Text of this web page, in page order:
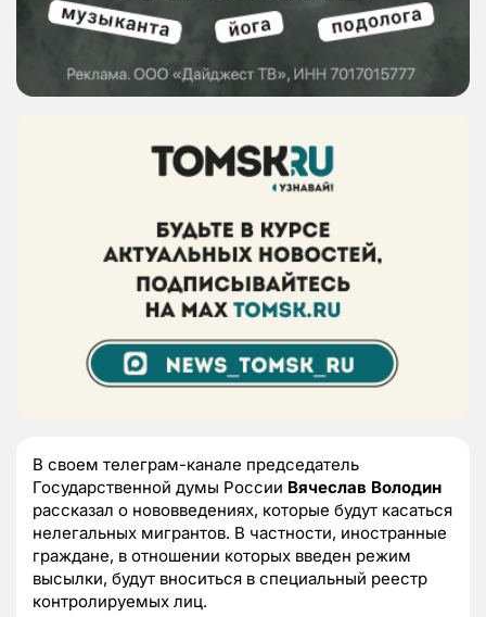
В своем телеграм-канале председатель
Государственной думы России Вячеслав Володин
рассказал о нововведениях, которые будут касаться
нелегальных мигрантов. В частности, иностранные
граждане, в отношении которых введен режим
высылки, будут вноситься в специальный реестр
контролируемых лиц.